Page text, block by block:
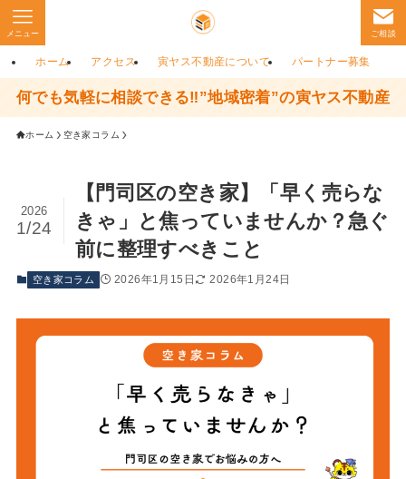
ご相談
メニュー
ホーム アクセス 寅ヤス不動産について パートナー募集
何でも気軽に相談できる‼”地域密着”の寅ヤス不動産
ホーム 空き家コラム
【門司区の空き家】「早く売らな
きゃ」と焦っていませんか？急ぐ
前に整理すべきこと
2026
1/24
空き家コラム 2026年1月15日 2026年1月24日